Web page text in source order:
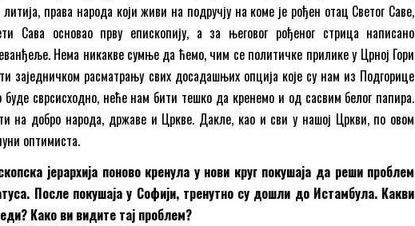
права народа који живи на подручју на коме је рођен отац Светог Саве,
Сава основао прву епископију, а за његовог рођеног стрица написано
Нема никакве сумње да ћемо, чим се политичке прилике у Црној Гори
заједничком расматрању свих досадашњих опција које су нам из Подгорице
буде сврсисходно, неће нам бити тешко да кренемо и од сасвим белог папира.
на добро народа, државе и Цркве. Дакле, као и сви у нашој Цркви, по овом
оптимиста.
јерархија поново кренула у нови круг покушаја да реши проблем
После покушаја у Софији, тренутно су дошли до Истамбула. Какви
Како ви видите тај проблем?